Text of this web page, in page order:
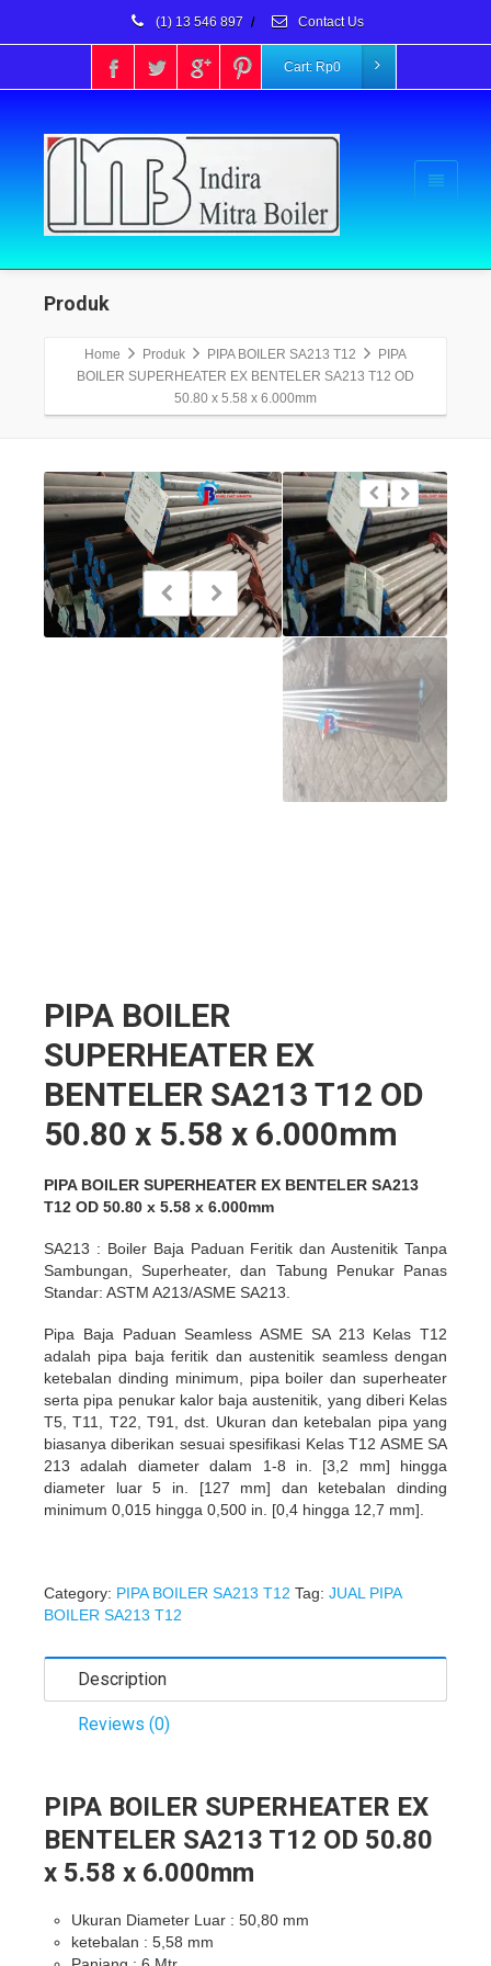
(1) 13 546 897 / Contact Us
Cart: Rp0
Produk
Home Produk PIPA BOILER SA213 T12
PIPA
BOILER SUPERHEATER EX BENTELER SA213 T12 OD
50.80 x 5.58 x 6.000mm
PIPA BOILER
SUPERHEATER EX
BENTELER SA213 T12 OD
50.80 x 5.58 x 6.000mm
PIPA BOILER SUPERHEATER EX BENTELER SA213
T12 OD 50.80 x 5.58 x 6.000mm
SA213 : Boiler Baja Paduan Feritik dan Austenitik Tanpa
Sambungan, Superheater, dan Tabung Penukar Panas
Standar: ASTM A213/ASME SA213.
Pipa Baja Paduan Seamless ASME SA 213 Kelas T12
adalah pipa baja feritik dan austenitik seamless dengan
ketebalan dinding minimum, pipa boiler dan superheater
serta pipa penukar kalor baja austenitik, yang diberi Kelas
T5, T11, T22, T91, dst. Ukuran dan ketebalan pipa yang
biasanya diberikan sesuai spesifikasi Kelas T12 ASME SA
213 adalah diameter dalam 1-8 in. [3,2 mm] hingga
diameter luar 5 in. [127 mm] dan ketebalan dinding
minimum 0,015 hingga 0,500 in. [0,4 hingga 12,7 mm].
Category: PIPA BOILER SA213 T12 Tag: JUAL PIPA
BOILER SA213 T12
Description
Reviews (0)
PIPA BOILER SUPERHEATER EX
BENTELER SA213 T12 OD 50.80
x 5.58 x 6.000mm
Ukuran Diameter Luar : 50,80 mm
ketebalan : 5,58 mm